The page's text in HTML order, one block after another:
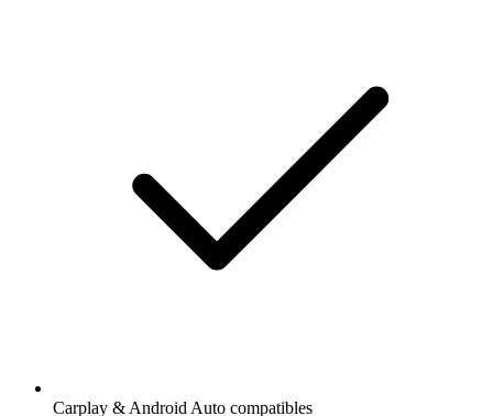
Carplay & Android Auto compatibles